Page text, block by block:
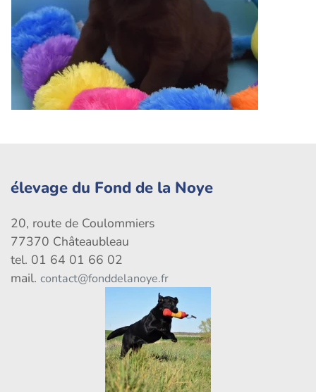
élevage du Fond de la Noye
20, route de Coulommiers
77370 Châteaubleau
tel. 01 64 01 66 02
mail. contact@fonddelanoye.fr